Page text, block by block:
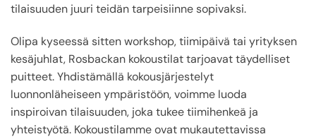
tilaisuuden juuri teidän tarpeisiinne sopivaksi.
Olipa kyseessä sitten workshop, tiimipäivä tai yrityksen
kesäjuhlat, Rosbackan kokoustilat tarjoavat täydelliset
puitteet. Yhdistämällä kokousjärjestelyt
luonnonläheiseen ympäristöön, voimme luoda
inspiroivan tilaisuuden, joka tukee tiimihenkeä ja
yhteistyötä. Kokoustilamme ovat mukautettavissa